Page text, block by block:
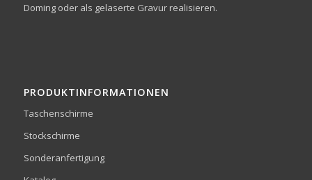
Doming oder als gelaserte Gravur realisieren.
PRODUKTINFORMATIONEN
Taschenschirme
Stockschirme
Sonderanfertigung